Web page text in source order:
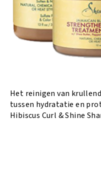
Het reinigen van
tussen hydratatie en
Hibiscus Curl & Shine